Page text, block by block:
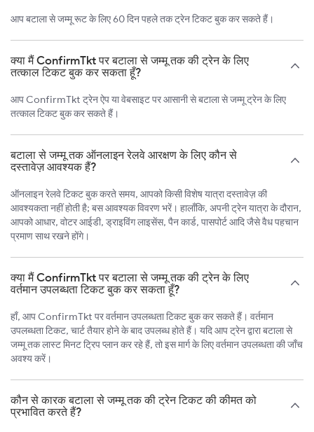
आप बटाला से जम्मू रूट के लिए 60 दिन पहले तक ट्रेन टिकट बुक कर सकते हैं।
क्या मैं ConfirmTkt पर बटाला से जम्मू तक की ट्रेन के लिए
तत्काल टिकट बुक कर सकता हूँ?
आप ConfirmTkt ट्रेन ऐप या वेबसाइट पर आसानी से बटाला से जम्मू ट्रेन के लिए
तत्काल टिकट बुक कर सकते हैं।
बटाला से जम्मू तक ऑनलाइन रेलवे आरक्षण के लिए कौन से
दस्तावेज़ आवश्यक हैं?
ऑनलाइन रेलवे टिकट बुक करते समय, आपको किसी विशेष यात्रा दस्तावेज़ की
आवश्यकता नहीं होती है; बस आवश्यक विवरण भरें। हालाँकि, अपनी ट्रेन यात्रा के दौरान,
आपको आधार, वोटर आईडी, ड्राइविंग लाइसेंस, पैन कार्ड, पासपोर्ट आदि जैसे वैध पहचान
प्रमाण साथ रखने होंगे।
क्या मैं ConfirmTkt पर बटाला से जम्मू तक की ट्रेन के लिए
वर्तमान उपलब्धता टिकट बुक कर सकता हूँ?
हाँ, आप ConfirmTkt पर वर्तमान उपलब्धता टिकट बुक कर सकते हैं। वर्तमान
उपलब्धता टिकट, चार्ट तैयार होने के बाद उपलब्ध होते हैं। यदि आप ट्रेन द्वारा बटाला से
जम्मू तक लास्ट मिनट ट्रिप प्लान कर रहे हैं, तो इस मार्ग के लिए वर्तमान उपलब्धता की जाँच
अवश्य करें।
कौन से कारक बटाला से जम्मू तक की ट्रेन टिकट की कीमत को
प्रभावित करते हैं?